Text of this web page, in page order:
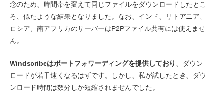
念のため、時間帯を変えて同じファイルをダウンロードしたとこ
ろ、似たような結果となりました。なお、インド、リトアニア、
ロシア、南アフリカのサーバーはP2Pファイル共有には使えませ
ん。
Windscribeはポートフォワーディングを提供しており 、ダウン
ロードが若干速くなるはずです。しかし、私が試したとき、ダウ
ンロード時間は数分しか短縮されませんでした。